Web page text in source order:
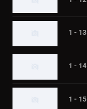
1 - 13
1 - 14
1 - 15